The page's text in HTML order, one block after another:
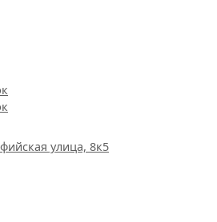
улица, 8к5